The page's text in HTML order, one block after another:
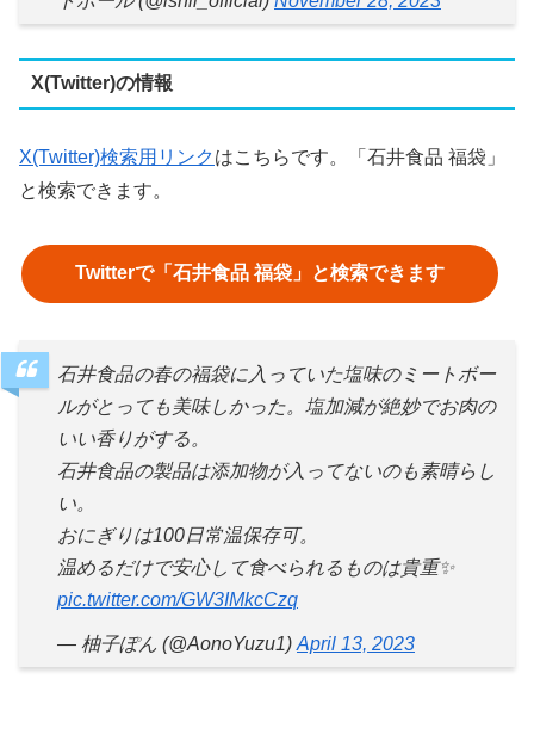
X(Twitter)の情報
X(Twitter)検索用リンクはこちらです。「石井食品 福袋」
と検索できます。
Twitterで「石井食品 福袋」と検索できます
石井食品の春の福袋に入っていた塩味のミートボー
ルがとっても美味しかった。塩加減が絶妙でお肉の
いい香りがする。
石井食品の製品は添加物が入ってないのも素晴らし
い。
おにぎりは100日常温保存可。
温めるだけで安心して食べられるものは貴重✨
pic.twitter.com/GW3IMkcCzq
— 柚子ぽん (@AonoYuzu1) April 13, 2023